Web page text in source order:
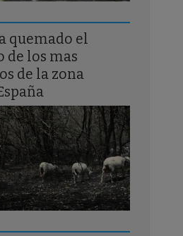
quemado el
de los mas
de la zona